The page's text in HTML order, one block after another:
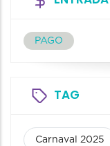
PAGO
TAG
Carnaval 2025